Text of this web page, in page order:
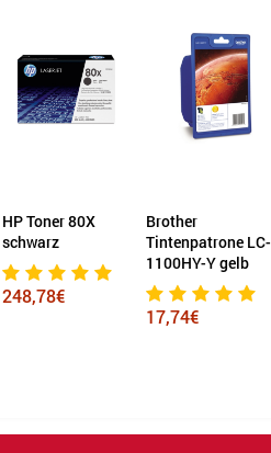
HP Toner 80X
schwarz
248,78€
Brother
Tintenpatrone LC-
1100HY-Y gelb
17,74€